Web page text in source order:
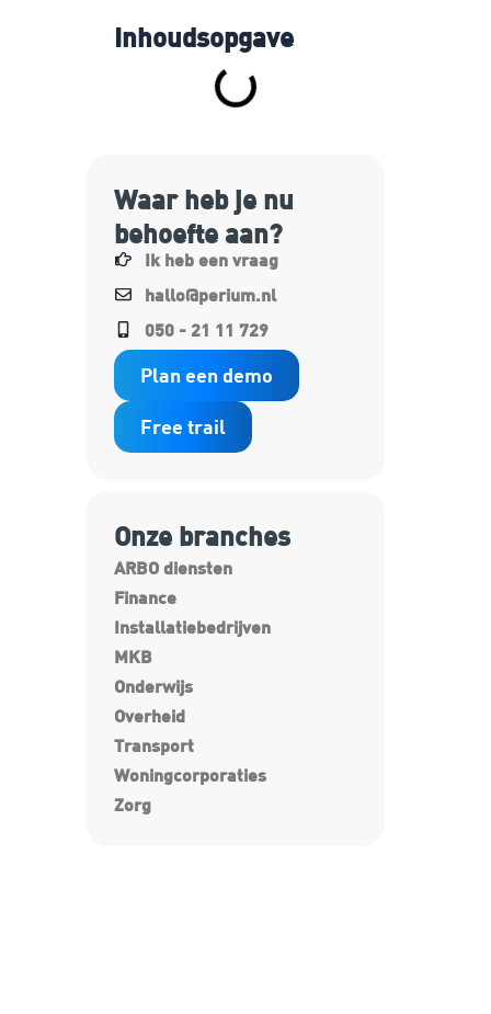
Inhoudsopgave
Waar heb je nu
behoefte aan?
Ik heb een vraag
hallo@perium.nl
050 - 21 11 729
Plan een demo
Free trail
Onze branches
ARBO diensten
Finance
Installatiebedrijven
MKB
Onderwijs
Overheid
Transport
Woningcorporaties
Zorg